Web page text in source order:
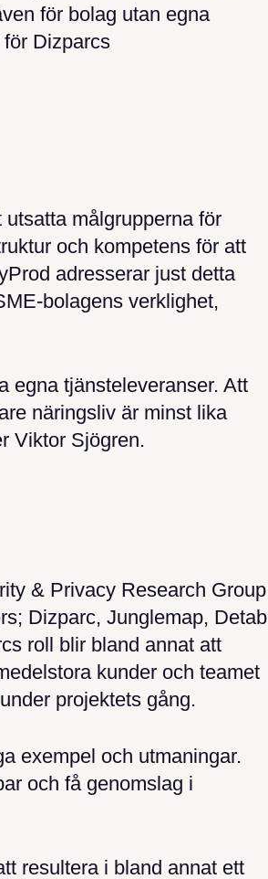
för bolag utan egna
Dizparcs
målgrupperna för
och kompetens för att
adresserar just detta
bolagens verklighet,
egna tjänsteleveranser. Att
näringsliv är minst lika
Viktor Sjögren.
& Privacy Research Group
Dizparc, Junglemap, Detab
roll blir bland annat att
kunder och teamet
projektets gång.
exempel och utmaningar.
och få genomslag i
resultera i bland annat ett